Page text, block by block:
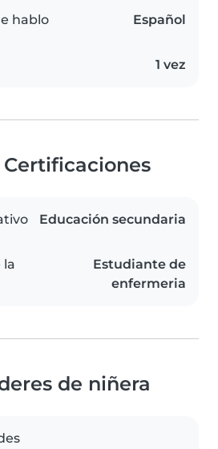
hablo Español
1 vez
Educación secundaria
la
Estudiante de
enfermeria
de niñera